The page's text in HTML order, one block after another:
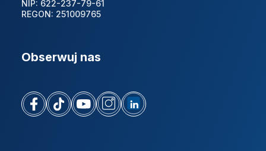
NIP: 622-237-79-61
REGON: 251009765
Obserwuj nas